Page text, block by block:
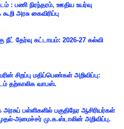
: பணி நிரந்தரம், ஊதிய உயர்வு
அரசு கைவிரிப்பு
நீட் தேர்வு கட்டாயம்: 2026-27 கல்வி
சிறப்பு மதிப்பெண்கள் அறிவிப்பு:
தற்காலிக வாபஸ்.
பள்ளிகளில் பகுதிநேர ஆசிரியர்கள்
அமைச்சர் மு.க.ஸ்டாலின் அறிவிப்பு.